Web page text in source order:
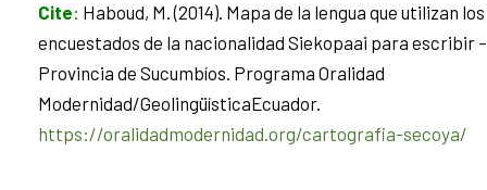
Cite: Haboud, M. (2014). Mapa de la lengua que utilizan los
encuestados de la nacionalidad Siekopaai para escribir –
Provincia de Sucumbíos. Programa Oralidad
Modernidad/GeolingüísticaEcuador.
https://oralidadmodernidad.org/cartografia-secoya/